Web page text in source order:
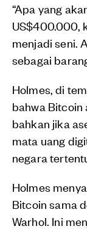
“Apa yang
US$400.000,
menjadi seni.
sebagai
Holmes, di
bahwa Bitcoin
bahkan jika
mata uang
negara
Holmes
Bitcoin sama
Warhol. Ini